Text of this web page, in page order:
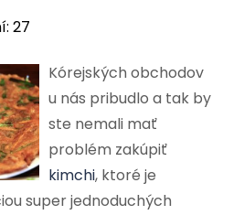
27
Kórejských obchodov
u nás pribudlo a tak by
ste nemali mať
problém zakúpiť
kimchi, ktoré je
super jednoduchých